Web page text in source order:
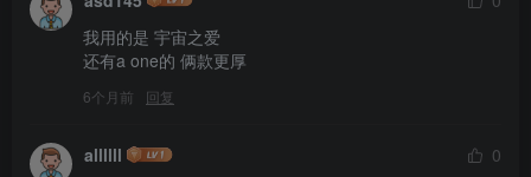
我用的是 宇宙之爱
还有a one的 俩款更厚
6个月前 回复
allllll
0